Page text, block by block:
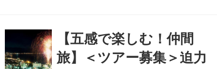
特別プログラム参加で石棺などの展示
品を、解説を交えて触れていただくこ
【五感で楽しむ！仲間
旅】＜ツアー募集＞迫力